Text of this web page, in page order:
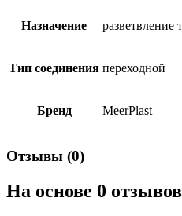
Назначение разветвление
Тип соединения переходной
Бренд MeerPlast
Отзывы (0)
На основе 0 отзывов